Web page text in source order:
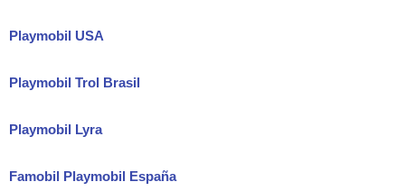
Playmobil USA
Playmobil Trol Brasil
Playmobil Lyra
Famobil Playmobil España